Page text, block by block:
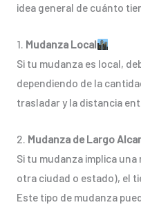
idea general de cuánto
1. Mudanza Local
Si tu mudanza es local,
dependiendo de la
trasladar y la distancia
2. Mudanza de Largo
Si tu mudanza implica
otra ciudad o estado), el
Este tipo de mudanza